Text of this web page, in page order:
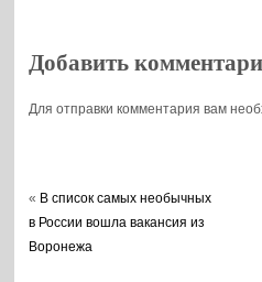
Добавить
Для отправки комментария вам
« В список самых необычных
в России вошла вакансия из
Воронежа